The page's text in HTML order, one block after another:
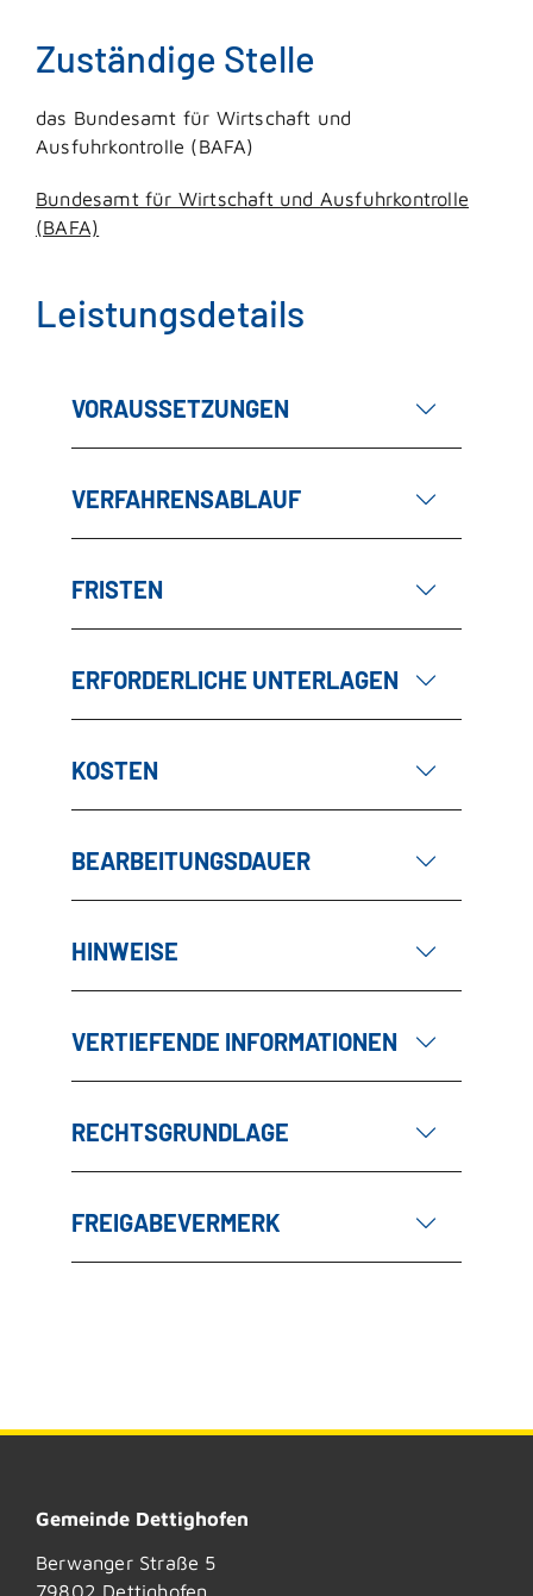
Zuständige Stelle
das Bundesamt für Wirtschaft und
Ausfuhrkontrolle (BAFA)
Bundesamt für Wirtschaft und Ausfuhrkontrolle
(BAFA)
Leistungsdetails
VORAUSSETZUNGEN
VERFAHRENSABLAUF
FRISTEN
ERFORDERLICHE UNTERLAGEN
KOSTEN
BEARBEITUNGSDAUER
HINWEISE
VERTIEFENDE INFORMATIONEN
RECHTSGRUNDLAGE
FREIGABEVERMERK
Gemeinde Dettighofen
Berwanger Straße 5
79802 Dettighofen